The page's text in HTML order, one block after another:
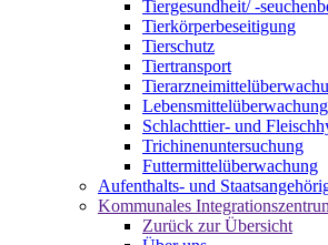
Tiergesundheit/ -
Tierkörperbeseitigung
Tierschutz
Tiertransport
Lebensmittelüberwachung
Schlachttier- und
Trichinenuntersuchung
Futtermittelüberwachung
Aufenthalts- und
Kommunales
Zurück zur Übersicht